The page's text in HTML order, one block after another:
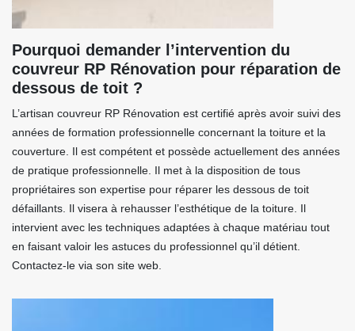
Pourquoi demander l’intervention du
couvreur RP Rénovation pour réparation de
dessous de toit ?
L’artisan couvreur RP Rénovation est certifié après avoir suivi des
années de formation professionnelle concernant la toiture et la
couverture. Il est compétent et possède actuellement des années
de pratique professionnelle. Il met à la disposition de tous
propriétaires son expertise pour réparer les dessous de toit
défaillants. Il visera à rehausser l’esthétique de la toiture. Il
intervient avec les techniques adaptées à chaque matériau tout
en faisant valoir les astuces du professionnel qu’il détient.
Contactez-le via son site web.